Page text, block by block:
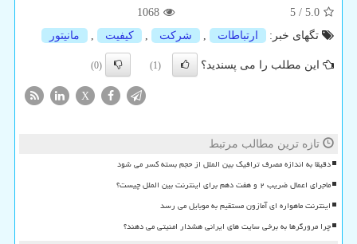
5.0
/
5
1068
تگهای خبر:
ارتباطات , شركت , كیفیت , مانیتور
این مطلب را می پسندید؟ (1)
(0)
X
تازه ترین مطالب مرتبط
دقیقا به اندازه مصرف ترافیک بین الملل از حجم بسته کسر می شود
ماجرای اعمال ضریب ۲ و هفت دهم برای اینترنت بین الملل چیست؟
اینترنت ماهواره ای آمازون مستقیم به موبایل می رسد
چرا مرورگرها به برخی سایت های ایرانی هشدار امنیتی می دهند؟